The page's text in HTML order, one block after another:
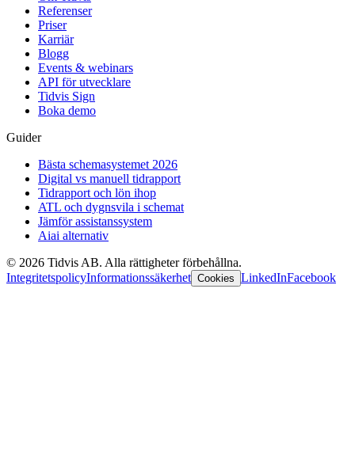
Referenser
Priser
Karriär
Blogg
Events & webinars
API för utvecklare
Tidvis Sign
Boka demo
Guider
Bästa schemasystemet 2026
Digital vs manuell tidrapport
Tidrapport och lön ihop
ATL och dygnsvila i schemat
Jämför assistanssystem
Aiai alternativ
© 2026 Tidvis AB. Alla rättigheter förbehållna.
IntegritetspolicyInformationssäkerhet Cookies LinkedInFacebook